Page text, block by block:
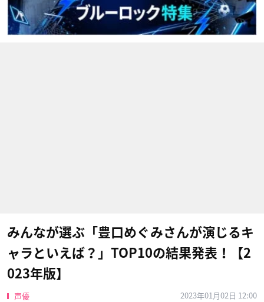
みんなが選ぶ「豊口めぐみさんが演じるキ
ャラといえば？」TOP10の結果発表！【2
023年版】
声優 2023年01月02日 12:00